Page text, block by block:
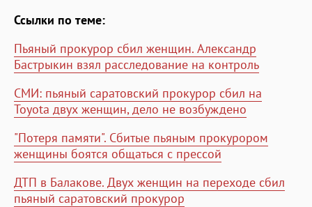
Ссылки по теме:
Пьяный прокурор сбил женщин. Александр
Бастрыкин взял расследование на контроль
СМИ: пьяный саратовский прокурор сбил на
Toyota двух женщин, дело не возбуждено
"Потеря памяти". Сбитые пьяным прокурором
женщины боятся общаться с прессой
ДТП в Балакове. Двух женщин на переходе сбил
пьяный саратовский прокурор